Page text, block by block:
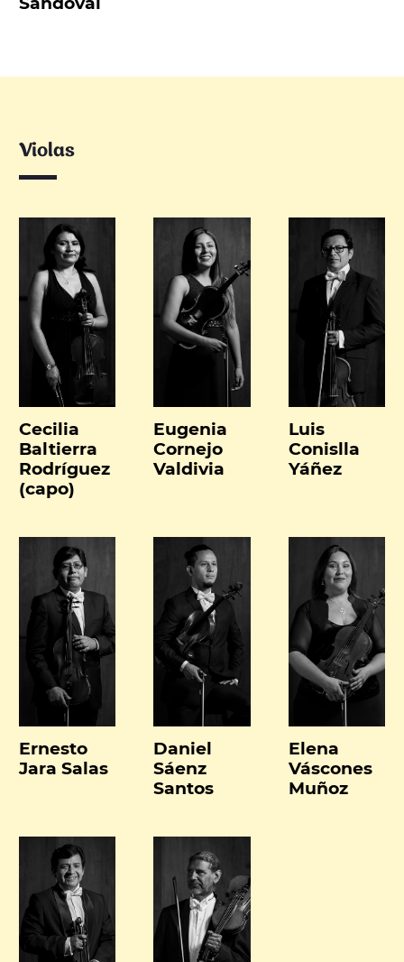
Violas
Cecilia
Baltierra
Rodríguez
(capo)
Eugenia
Cornejo
Valdivia
Luis
Conislla
Yáñez
Ernesto
Jara Salas
Daniel
Sáenz
Santos
Elena
Váscones
Muñoz